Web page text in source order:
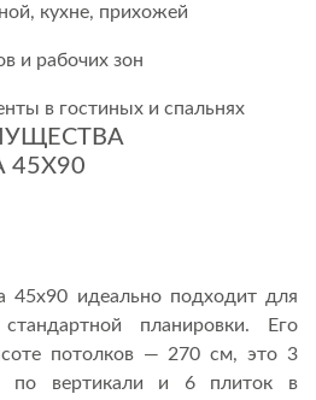
кухне, прихожей
и рабочих зон
в гостиных и спальнях
45Х90
45х90 идеально подходит для
планировки. Его
потолков — 270 см, это 3
по вертикали и 6 плиток в